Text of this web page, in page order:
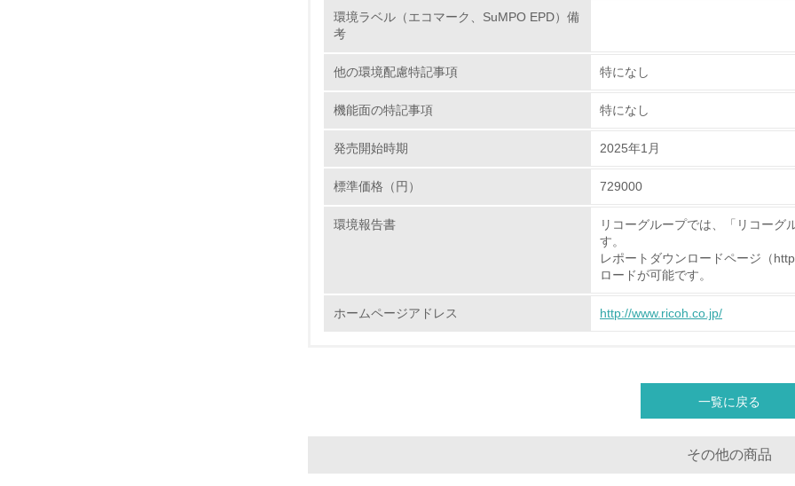
非該当（化学物質を使用していない）
<L1> 化学物質の使用量及び外部（大気・水・土壌）への排出
18. <L2> 化学物質の使用量及び外部への排出量を把握し、具体的な
<L1> 廃棄物の発生量の削減及びリサイクルの推進、適正処理を
環境ラベル（エコマーク、SuMPO EPD）備
考
他の環境配慮特記事項 特になし
機能面の特記事項 特になし
発売開始時期 2025年1月
標準価格（円） 729000
環境報告書
リコーグループでは、「リコーグ
す。
レポートダウンロードページ（
ロードが可能です。
ホームページアドレス http://www.ricoh.co.jp/
一覧に戻る
その他の商品